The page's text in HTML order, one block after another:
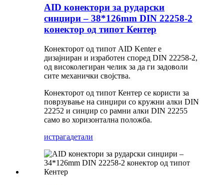
AID конектори за рударски
синџири – 38*126mm DIN 22258-2
конектор од типот Кентер
Конекторот од типот AID Kenter е
дизајниран и изработен според DIN 22258-2,
од високолегиран челик за да ги задоволи
сите механички својства.
Конекторот од типот Кентер се користи за
поврзување на синџири со кружни алки DIN
22252 и синџир со рамни алки DIN 22255
само во хоризонтална положба.
истрагадетали